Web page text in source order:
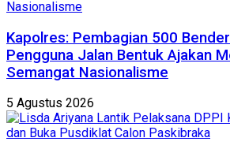
Kapolres: Pembagian 500
Pengguna Jalan Bentuk Ajakan
Semangat Nasionalisme
5 Agustus 2026